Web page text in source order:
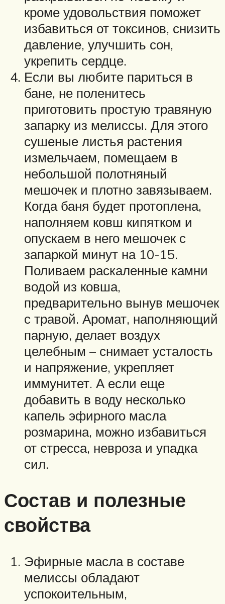
кроме удовольствия поможет
избавиться от токсинов, снизить
давление, улучшить сон,
укрепить сердце.
Если вы любите париться в
бане, не поленитесь
приготовить простую травяную
запарку из мелиссы. Для этого
сушеные листья растения
измельчаем, помещаем в
небольшой полотняный
мешочек и плотно завязываем.
Когда баня будет протоплена,
наполняем ковш кипятком и
опускаем в него мешочек с
запаркой минут на 10-15.
Поливаем раскаленные камни
водой из ковша,
предварительно вынув мешочек
с травой. Аромат, наполняющий
парную, делает воздух
целебным – снимает усталость
и напряжение, укрепляет
иммунитет. А если еще
добавить в воду несколько
капель эфирного масла
розмарина, можно избавиться
от стресса, невроза и упадка
сил.
Состав и полезные
свойства
Эфирные масла в составе
мелиссы обладают
успокоительным,